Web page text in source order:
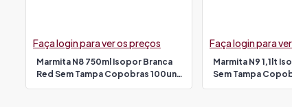
Marmita N8 750ml Isopor Branca
Red Sem Tampa Copobras 100un
Faça login para ver os preços
Marmita N9 1,1lt
Sem Tampa
Faça login para